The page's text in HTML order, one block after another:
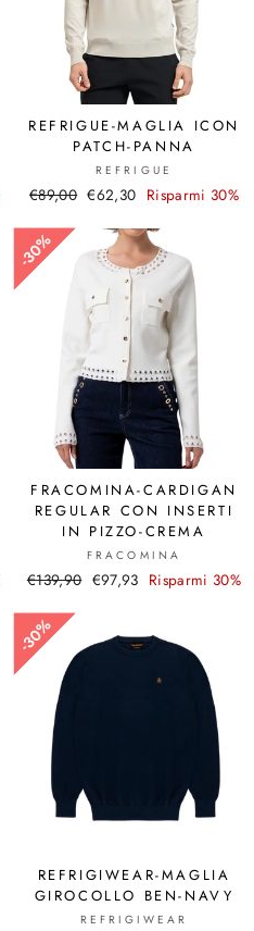
REFRIGUE-MAGLIA ICON
PATCH-PANNA
REFRIGUE
Prezzo
listino
€89,00 Prezzo
€62,30 Risparmi 30%
30%
30%
FRACOMINA-CARDIGAN
REGULAR CON INSERTI
IN PIZZO-CREMA
FRACOMINA
Prezzo
listino
€139,90 Prezzo
€97,93 Risparmi 30%
30%
30%
REFRIGIWEAR-MAGLIA
GIROCOLLO BEN-NAVY
REFRIGIWEAR